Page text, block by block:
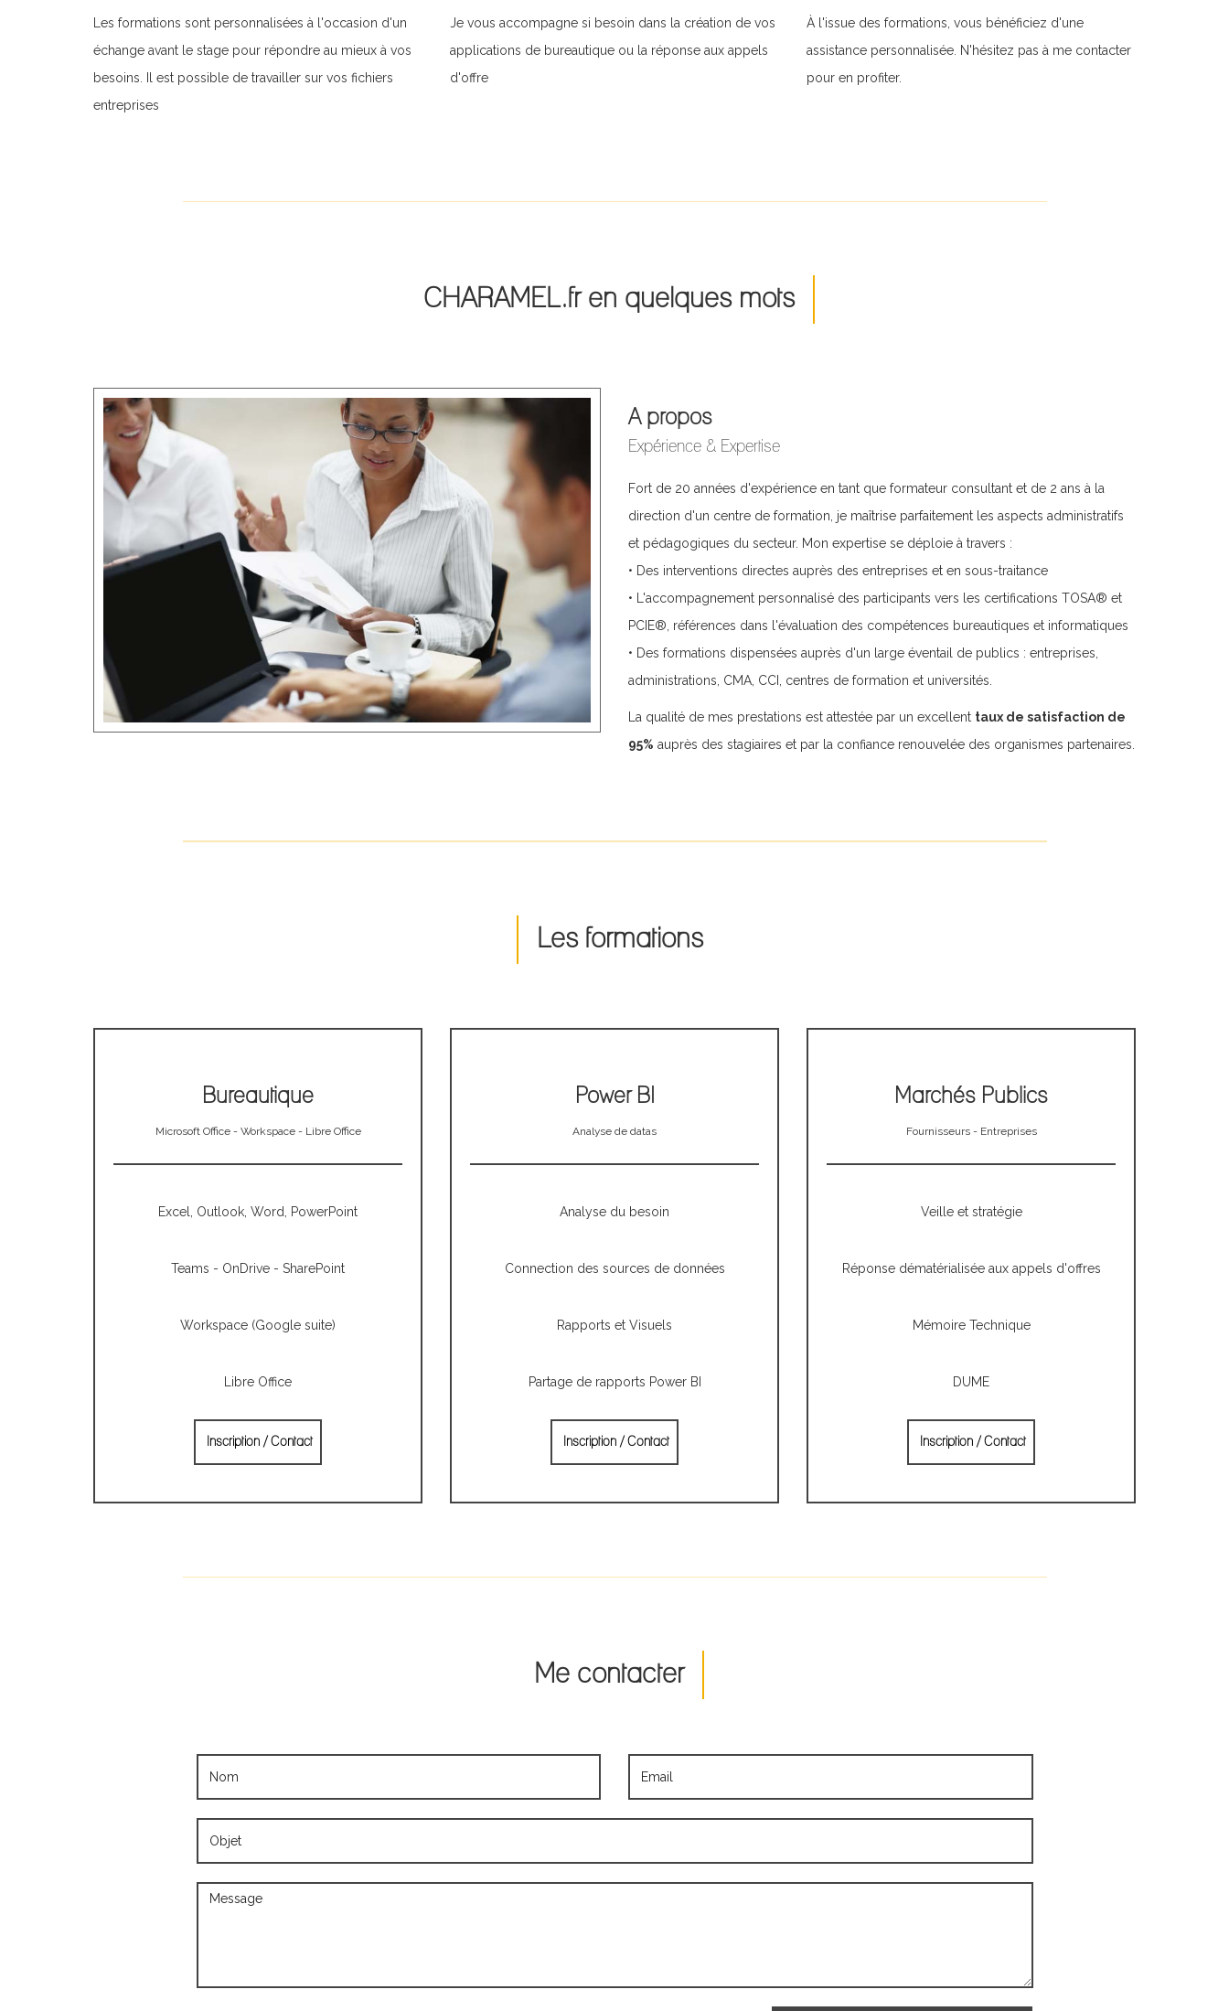
Les formations sont personnalisées à l'occasion d'un
échange avant le stage pour répondre au mieux à vos
besoins. Il est possible de travailler sur vos fichiers
entreprises
Je vous accompagne si besoin dans la création de vos
applications de bureautique ou la réponse aux appels
d'offre
À l'issue des formations, vous bénéficiez d'une
assistance personnalisée. N'hésitez pas à me contacter
pour en profiter.
CHARAMEL.fr en quelques mots
A propos
Expérience & Expertise
Fort de 20 années d'expérience en tant que formateur consultant et de 2 ans à la
direction d'un centre de formation, je maîtrise parfaitement les aspects administratifs
et pédagogiques du secteur. Mon expertise se déploie à travers :
• Des interventions directes auprès des entreprises et en sous-traitance
• L'accompagnement personnalisé des participants vers les certifications TOSA® et
PCIE®, références dans l'évaluation des compétences bureautiques et informatiques
• Des formations dispensées auprès d'un large éventail de publics : entreprises,
administrations, CMA, CCI, centres de formation et universités.
La qualité de mes prestations est attestée par un excellent taux de satisfaction de
95% auprès des stagiaires et par la confiance renouvelée des organismes partenaires.
Les formations
Bureautique
Microsoft Office - Workspace - Libre Office
Excel, Outlook, Word, PowerPoint
Teams - OnDrive - SharePoint
Workspace (Google suite)
Libre Office
Inscription / Contact
Power BI
Analyse de datas
Analyse du besoin
Connection des sources de données
Rapports et Visuels
Partage de rapports Power BI
Inscription / Contact
Marchés Publics
Fournisseurs - Entreprises
Veille et stratégie
Réponse dématérialisée aux appels d'offres
Mémoire Technique
DUME
Inscription / Contact
Me contacter